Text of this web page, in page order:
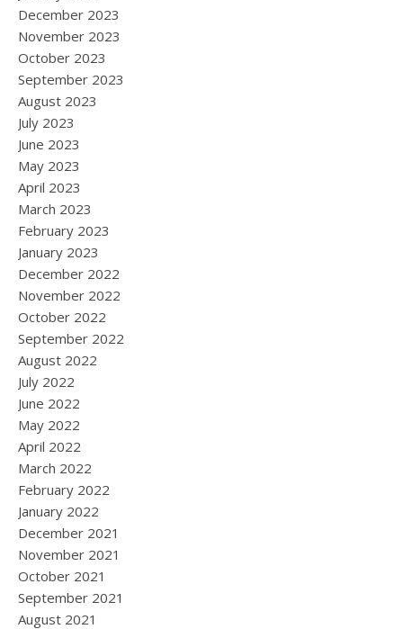
December 2023
November 2023
October 2023
September 2023
August 2023
July 2023
June 2023
May 2023
April 2023
March 2023
February 2023
January 2023
December 2022
November 2022
October 2022
September 2022
August 2022
July 2022
June 2022
May 2022
April 2022
March 2022
February 2022
January 2022
December 2021
November 2021
October 2021
September 2021
August 2021